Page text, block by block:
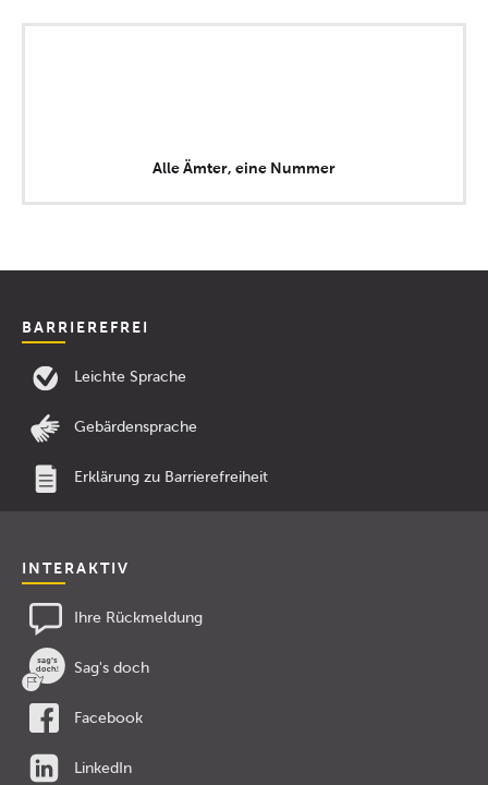
Alle Ämter, eine Nummer
BARRIEREFREI
Leichte Sprache
Gebärdensprache
Erklärung zu Barrierefreiheit
INTERAKTIV
Ihre Rückmeldung
Sag's doch
Facebook
LinkedIn